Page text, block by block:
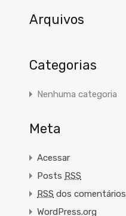
Arquivos
Categorias
Nenhuma categoria
Meta
Acessar
Posts RSS
RSS dos comentários
WordPress.org